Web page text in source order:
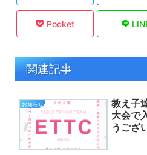
Pocket
関連記事
お知らせ
教え子
大会で
うござ